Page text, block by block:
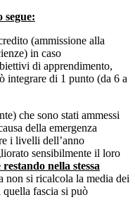
segue:
(ammissione alla
in caso
di apprendimento,
integrare di 1 punto (da 6 a
che sono stati ammessi
della emergenza
i livelli dell’anno
sensibilmente il loro
restando nella stessa
non si ricalcola la media dei
fascia si può